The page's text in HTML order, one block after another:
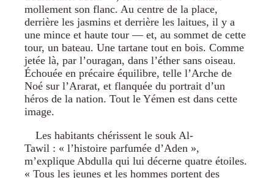
mollement son flanc. Au centre de la place,
derrière les jasmins et derrière les laitues, il y a
une mince et haute tour — et, au sommet de cette
tour, un bateau. Une tartane tout en bois. Comme
jetée là, par l’ouragan, dans l’éther sans oiseau.
Échouée en précaire équilibre, telle l’Arche de
Noé sur l’Ararat, et flanquée du portrait d’un
héros de la nation. Tout le Yémen est dans cette
image.
Les habitants chérissent le souk Al-
Tawil : « l’histoire parfumée d’Aden »,
m’explique Abdulla qui lui décerne quatre étoiles.
« Tous les jeunes et les hommes portent des